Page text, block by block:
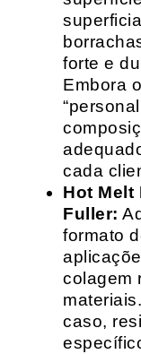
forte e
Embora
cada
Hot Melt
Fuller:
formato
colagem
caso,